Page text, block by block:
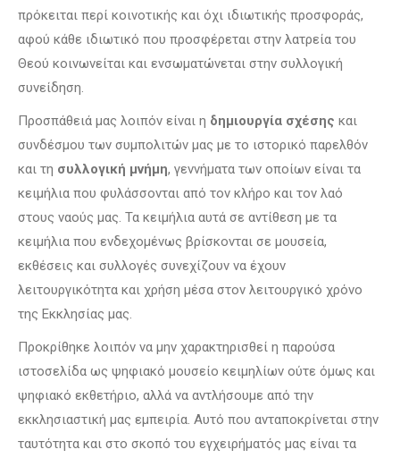
πρόκειται περί κοινοτικής και όχι ιδιωτικής προσφοράς,
αφού κάθε ιδιωτικό που προσφέρεται στην λατρεία του
Θεού κοινωνείται και ενσωματώνεται στην συλλογική
συνείδηση.
Προσπάθειά μας λοιπόν είναι η δημιουργία σχέσης και
συνδέσμου των συμπολιτών μας με το ιστορικό παρελθόν
και τη συλλογική μνήμη, γεννήματα των οποίων είναι τα
κειμήλια που φυλάσσονται από τον κλήρο και τον λαό
στους ναούς μας. Τα κειμήλια αυτά σε αντίθεση με τα
κειμήλια που ενδεχομένως βρίσκονται σε μουσεία,
εκθέσεις και συλλογές συνεχίζουν να έχουν
λειτουργικότητα και χρήση μέσα στον λειτουργικό χρόνο
της Εκκλησίας μας.
Προκρίθηκε λοιπόν να μην χαρακτηρισθεί η παρούσα
ιστοσελίδα ως ψηφιακό μουσείο κειμηλίων ούτε όμως και
ψηφιακό εκθετήριο, αλλά να αντλήσουμε από την
εκκλησιαστική μας εμπειρία. Αυτό που ανταποκρίνεται στην
ταυτότητα και στο σκοπό του εγχειρήματός μας είναι τα